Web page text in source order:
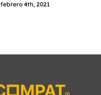
febrero 4th, 2021